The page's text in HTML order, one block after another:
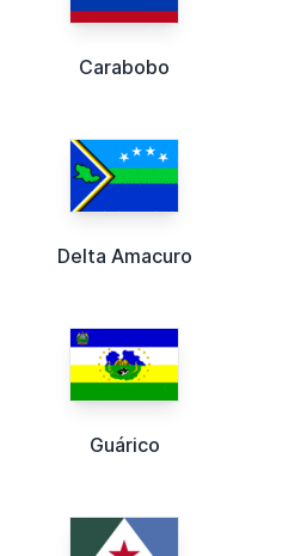
Carabobo
Delta Amacuro
Guárico